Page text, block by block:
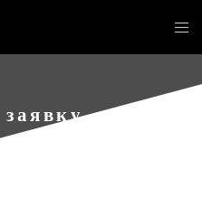
а я в к у